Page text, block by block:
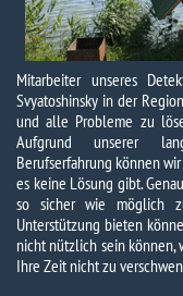
Mitarbeiter unseres
Svyatoshinsky in der
und alle Probleme zu
Aufgrund unserer
Berufserfahrung können
es keine Lösung gibt.
so sicher wie möglich
Unterstützung bieten
nicht nützlich sein können,
Ihre Zeit nicht zu